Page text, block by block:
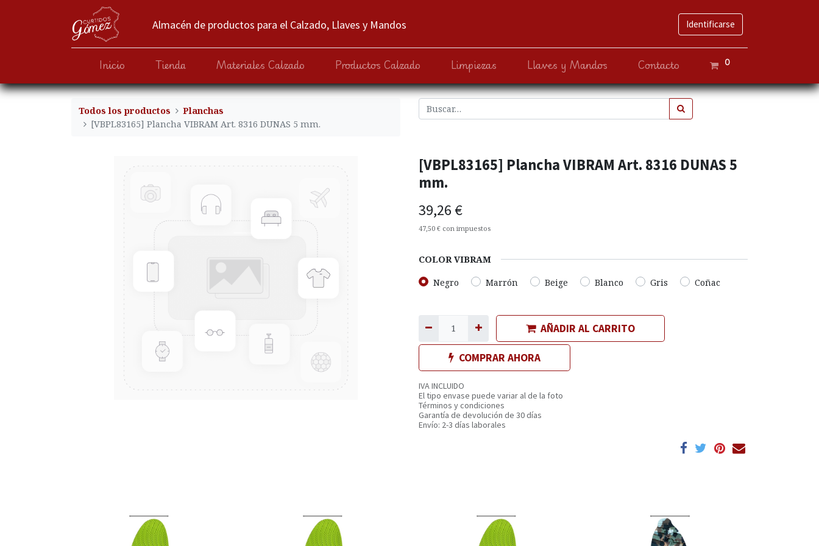
Almacén de productos para el Calzado, Llaves y Mandos Identificarse
Inicio Tienda Materiales Calzado Productos Calzado Limpiezas Llaves y Mandos Contacto 0
Todos los productos
Planchas
[VBPL83165] Plancha VIBRAM Art. 8316 DUNAS 5 mm.
[VBPL83165] Plancha VIBRAM Art. 8316 DUNAS 5
mm.
39,26 €
47,50 € con impuestos
COLOR VIBRAM
Negro
Marrón Beige Blanco Gris Coñac
AÑADIR AL CARRITO
COMPRAR AHORA
IVA INCLUIDO
El tipo envase puede variar al de la foto
Términos y condiciones
Garantía de devolución de 30 días
Envío: 2-3 días laborales